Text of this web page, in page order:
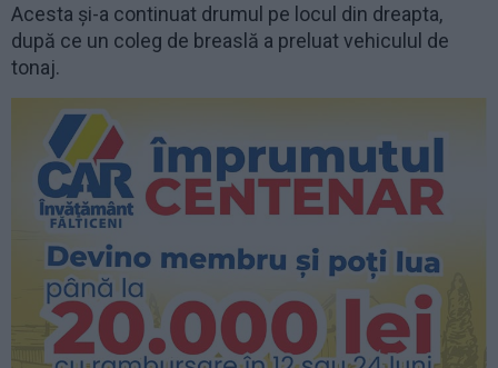
Acesta și-a continuat drumul pe locul din dreapta,
după ce un coleg de breaslă a preluat vehiculul de
tonaj.